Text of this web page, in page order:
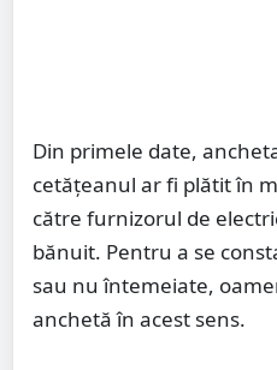
Din primele date,
cetățeanul ar fi plătit în
către furnizorul de
bănuit. Pentru a se
sau nu întemeiate,
anchetă în acest sens.